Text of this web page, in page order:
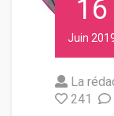
16
Juin
La
241